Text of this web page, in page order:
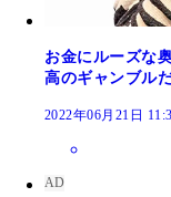
お金にルーズな
高のギャンブル
2022年06月21日